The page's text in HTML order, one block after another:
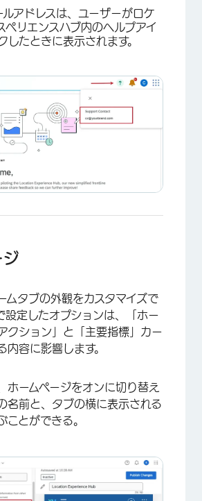
×
ルアドレスは、ユーザーがロケ
ペリエンスハブ内のヘルプアイ
したときに表示されます。
ジ
ムタブの外観をカスタマイズで
設定したオプションは、「ホー
クション」と「主要指標」カー
内容に影響します。
ホームページをオンに切り替え
名前と、タブの横に表示される
ことができる。